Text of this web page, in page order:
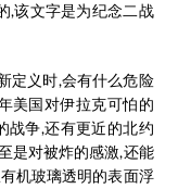
,该文字是为纪念二战
定义时,会有什么危险
美国对伊拉克可怕的
战争,还有更近的北约
是对被炸的感激,还能
机玻璃透明的表面浮